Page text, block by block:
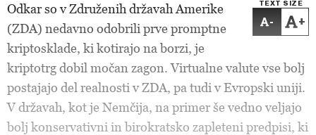
TEXT SIZE
- +
Odkar so v Združenih državah Amerike
(ZDA) nedavno odobrili prve promptne
kriptosklade, ki kotirajo na borzi, je
kriptotrg dobil močan zagon. Virtualne valute vse bolj
postajajo del realnosti v ZDA, pa tudi v Evropski uniji.
V državah, kot je Nemčija, na primer še vedno veljajo
bolj konservativni in birokratsko zapleteni predpisi, ki